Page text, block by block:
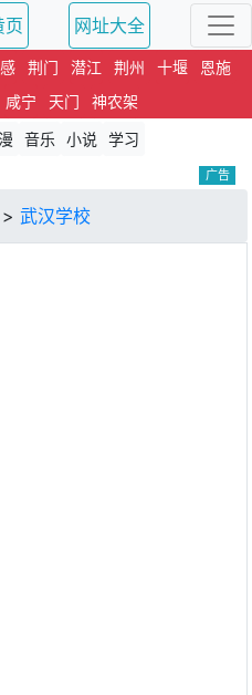
页 网址大全
荆门 潜江 荆州 十堰
恩施
咸宁 天门
神农架
音乐 小说 学习
广告
> 武汉学校